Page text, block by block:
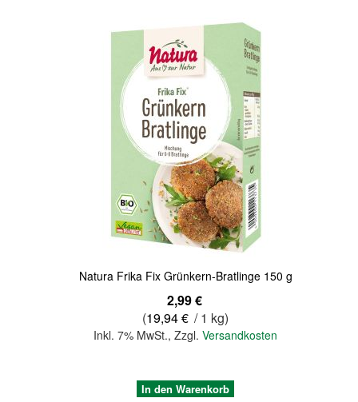
Natura Frika Fix Grünkern-Bratlinge 150 g
2,99 €
(19,94 € / 1 kg)
Inkl. 7% MwSt.,Zzgl.Versandkosten
In den Warenkorb